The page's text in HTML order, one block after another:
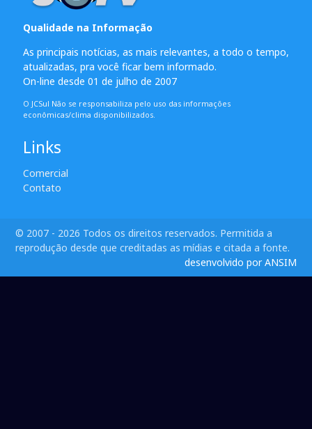
Qualidade na Informação
As principais notícias, as mais relevantes, a todo o tempo,
atualizadas, pra você ficar bem informado.
On-line desde 01 de julho de 2007
O JCSul Não se responsabiliza pelo uso das informações
econômicas/clima disponibilizados.
Links
Comercial
Contato
© 2007 - 2026 Todos os direitos reservados. Permitida a
reprodução desde que creditadas as mídias e citada a fonte.
desenvolvido por ANSIM